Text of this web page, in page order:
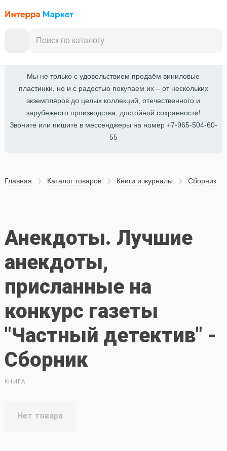
Мы не только с удовольствием продаём виниловые
пластинки, но и с радостью покупаем их – от нескольких
экземпляров до целых коллекций, отечественного и
зарубежного производства, достойной сохранности!
Звоните или пишите в мессенджеры на номер +7-965-504-60-
55
Главная Каталог товаров Книги и журналы Сборник
Анекдоты. Лучшие
анекдоты,
присланные на
конкурс газеты
"Частный детектив" -
Сборник
КНИГА
Нет товара